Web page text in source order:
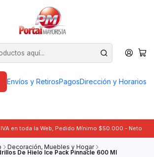
Envíos y RetirosPagosDirección y Horarios
en toda la Web, Pedido Mínimo $50.000.- Neto
Decoración, Muebles y Hogar
De Hielo Ice Pack Pinnacle 600 Ml